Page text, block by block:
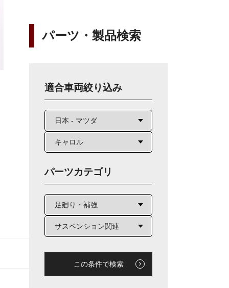
パーツ・製品検索
適合車両絞り込み
パーツカテゴリ
この条件で検索